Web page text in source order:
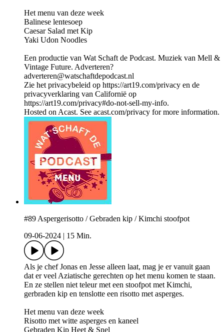
Het menu van deze week
Balinese lentesoep
Caesar Salad met Kip
Yaki Udon Noodles
Een productie van Wat Schaft de Podcast. Muziek van Mell &
Vintage Future. Adverteren?
adverteren@watschaftdepodcast.nl
Zie het privacybeleid op https://art19.com/privacy en de
privacyverklaring van Californië op
https://art19.com/privacy#do-not-sell-my-info.
Hosted on Acast. See acast.com/privacy for more information.
#89 Aspergerisotto / Gebraden kip / Kimchi stoofpot
09-06-2024
15 Min.
Als je chef Jonas en Jesse alleen laat, mag je er vanuit gaan
dat er veel Aziatische gerechten op het menu komen te staan.
En ze stellen niet teleur met een stoofpot met Kimchi,
gerbraden kip en tenslotte een risotto met asperges.
Het menu van deze week
Risotto met witte asperges en kaneel
Gebraden Kip Heet & Snel